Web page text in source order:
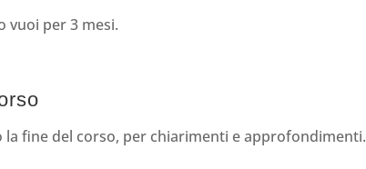
vuoi per 3 mesi.
la fine del corso, per chiarimenti e approfondimenti.